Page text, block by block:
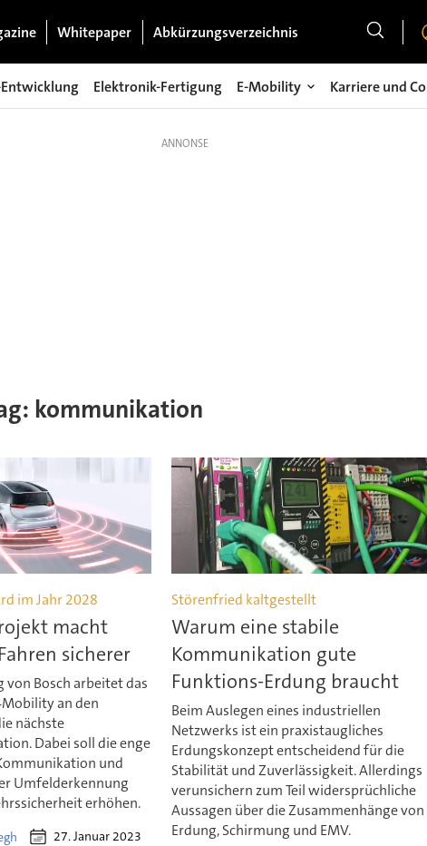
Whitepaper Abkürzungsverzeichnis
Elektronik-Fertigung E-Mobility Karriere und Co
kommunikation
im Jahr 2028
macht
sicherer
von Bosch arbeitet das
an den
nächste
Dabei soll die enge
und
Umfelderkennung
erhöhen.
27. Januar 2023
Störenfried kaltgestellt
Warum eine stabile
Kommunikation gute
Funktions-Erdung braucht
Beim Auslegen eines industriellen
Netzwerks ist ein praxistaugliches
Erdungskonzept entscheidend für die
Stabilität und Zuverlässigkeit. Allerdings
verunsichern zum Teil widersprüchliche
Aussagen über die Zusammenhänge von
Erdung, Schirmung und EMV.